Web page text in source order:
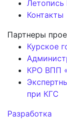
Летопись
Контакты
Партнеры
Курское
КРО ВПП
при КГС
Разработка